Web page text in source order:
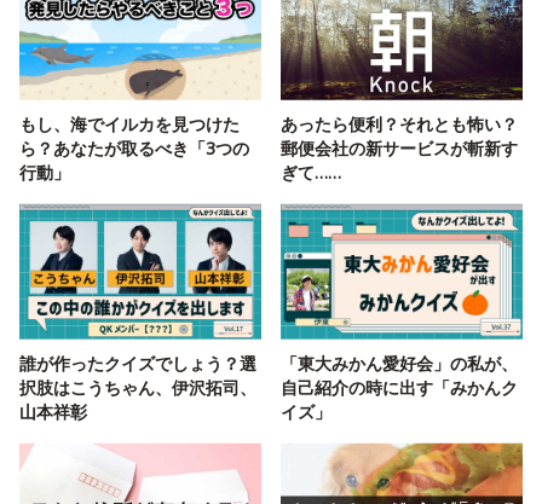
もし、海でイルカを見つけた
ら？あなたが取るべき「3つの
行動」
あったら便利？それとも怖い？
郵便会社の新サービスが斬新す
ぎて……
誰が作ったクイズでしょう？選
択肢はこうちゃん、伊沢拓司、
山本祥彰
「東大みかん愛好会」の私が、
自己紹介の時に出す「みかんク
イズ」